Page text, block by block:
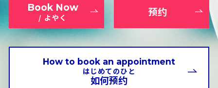
Book Now
/ よやく 预约
How to book an appointment
はじめてのひと
如何预约